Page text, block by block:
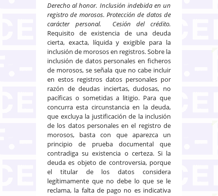
Derecho al honor. Inclusión indebida en un
registro de morosos. Protección de datos de
carácter personal. Cesión del crédito.
Requisito de existencia de una deuda
cierta, exacta, líquida y exigible para la
inclusión de morosos en registros. Sobre la
inclusión de datos personales en ficheros
de morosos, se señala que no cabe incluir
en estos registros datos personales por
razón de deudas inciertas, dudosas, no
pacíficas o sometidas a litigio. Para que
concurra esta circunstancia en la deuda,
que excluya la justificación de la inclusión
de los datos personales en el registro de
morosos, basta con que aparezca un
principio de prueba documental que
contradiga su existencia o certeza. Si la
deuda es objeto de controversia, porque
el titular de los datos considera
legítimamente que no debe lo que se le
reclama, la falta de pago no es indicativa